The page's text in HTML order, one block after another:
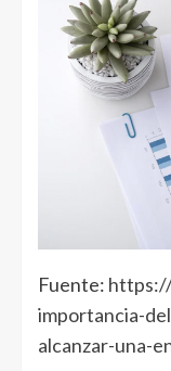
Fuente:
importancia-
alcanzar-una-